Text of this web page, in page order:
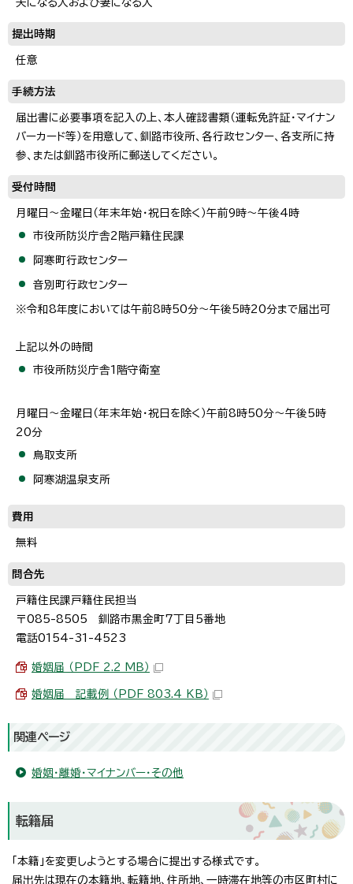
夫になる人および妻になる人
提出時期
任意
手続方法
届出書に必要事項を記入の上、本人確認書類（運転免許証・マイナン
バーカード等）を用意して、釧路市役所、各行政センター、各支所に持
参、または釧路市役所に郵送してください。
受付時間
月曜日～金曜日（年末年始・祝日を除く）午前9時～午後4時
市役所防災庁舎2階戸籍住民課
阿寒町行政センター
音別町行政センター
※令和8年度においては午前8時50分～午後5時20分まで届出可
上記以外の時間
市役所防災庁舎1階守衛室
月曜日～金曜日（年末年始・祝日を除く）午前8時50分～午後5時
20分
鳥取支所
阿寒湖温泉支所
費用
無料
問合先
戸籍住民課戸籍住民担当
〒085-8505 釧路市黒金町7丁目5番地
電話0154-31-4523
婚姻届 （PDF 2.2 MB）
婚姻届 記載例 （PDF 803.4 KB）
関連ページ
婚姻・離婚・マイナンバー・その他
転籍届
「本籍」を変更しようとする場合に提出する様式です。
届出先は現在の本籍地、転籍地、住所地、一時滞在地等の市区町村に